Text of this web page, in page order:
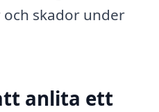
skador under
anlita ett